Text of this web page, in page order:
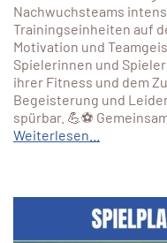
Nachwuchsteams
Trainingseinheiten auf
Motivation und
Spielerinnen und
ihrer Fitness und dem
Begeisterung und
spürbar. 💪⚽
Weiterlesen...